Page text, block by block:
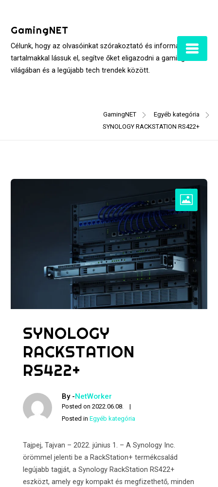
contentGamingNET
Célunk, hogy az olvasóinkat szórakoztató és informatív
tartalmakkal lássuk el, segítve őket eligazodni a gaming
világában és a legújabb tech trendek között.
GamingNET
Egyéb kategória
SYNOLOGY RACKSTATION RS422+
SYNOLOGY
RACKSTATION
RS422+
By -NetWorker
Posted on2022.06.08.
Posted inEgyéb kategória
Tajpej, Tajvan – 2022. június 1. – A Synology Inc.
örömmel jelenti be a RackStation+ termékcsalád
legújabb tagját, a Synology RackStation RS422+
eszközt, amely egy kompakt és megfizethető, minden